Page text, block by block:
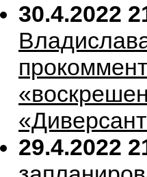
30.4.2022
29.4.2022